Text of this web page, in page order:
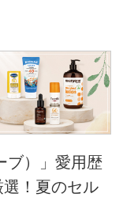
てつくった台所
が感じられるあ
りました。器と
む長谷川さんな
キラリと光る台
年11月号掲
ブ）」愛用歴
！夏のセル